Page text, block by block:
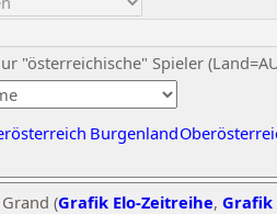
"österreichische" Spieler
Burgenland
(Grafik Elo-Zeitreihe, Grafik